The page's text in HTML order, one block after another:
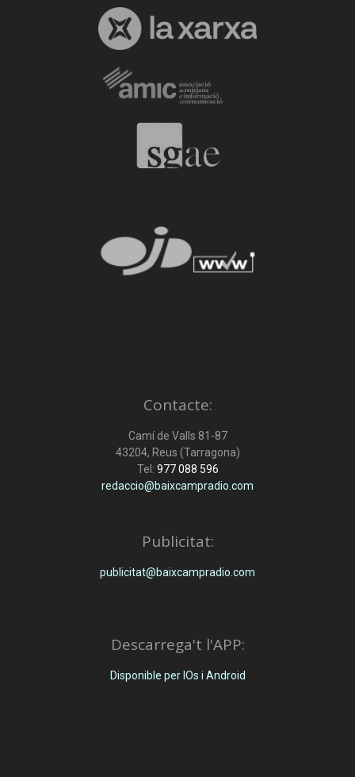
Contacte:
Camí de Valls 81-87
43204, Reus (Tarragona)
Tel: 977 088 596
redaccio@baixcampradio.com
Publicitat:
publicitat@baixcampradio.com
Descarrega't l'APP:
Disponible per IOs i Android